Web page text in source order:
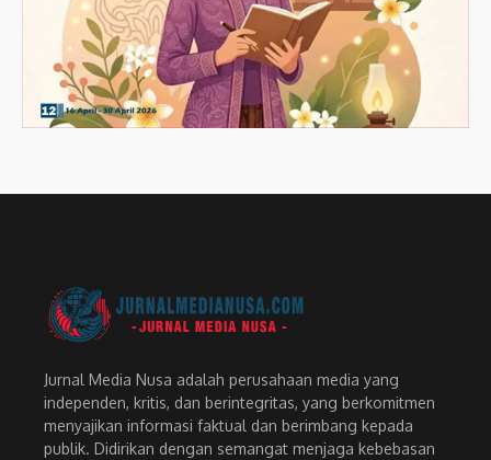
Jurnal Media Nusa adalah perusahaan media yang
independen, kritis, dan berintegritas, yang berkomitmen
menyajikan informasi faktual dan berimbang kepada
publik. Didirikan dengan semangat menjaga kebebasan